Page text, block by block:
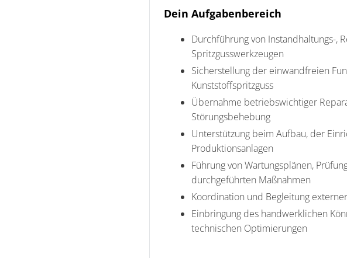
Dein Aufgabenbereich
Durchführung von Instandhaltungs-,
Spritzgusswerkzeugen
Sicherstellung der einwandfreien
Kunststoffspritzguss
Übernahme betriebswichtiger
Störungsbehebung
Unterstützung beim Aufbau, der
Produktionsanlagen
Führung von Wartungsplänen,
durchgeführten Maßnahmen
Koordination und Begleitung
Einbringung des handwerklichen
technischen Optimierungen